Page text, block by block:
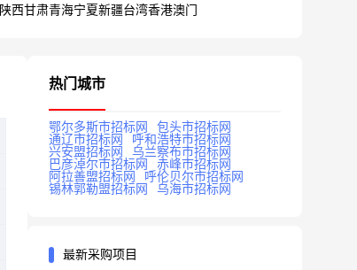
陕西甘肃青海宁夏新疆台湾香港澳门
热门城市
鄂尔多斯市招标网
包头市招标网
通辽市招标网
呼和浩特市招标网
兴安盟招标网
乌兰察布市招标网
巴彦淖尔市招标网
赤峰市招标网
阿拉善盟招标网
呼伦贝尔市招标网
锡林郭勒盟招标网
乌海市招标网
最新采购项目